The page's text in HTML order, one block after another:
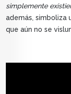
simplemente
además, simboliza
que aún no se